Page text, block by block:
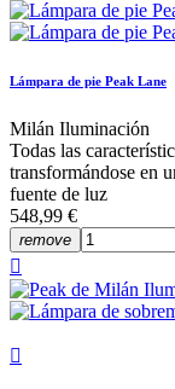
Lámpara de pie Peak Lane
Milán Iluminación
Todas las
transformándose en
fuente de luz
548,99 €
remove

